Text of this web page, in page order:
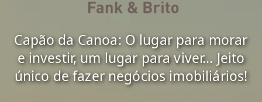
Capão da Canoa: O lugar para morar
e investir, um lugar para viver... Jeito
único de fazer negócios imobiliários!